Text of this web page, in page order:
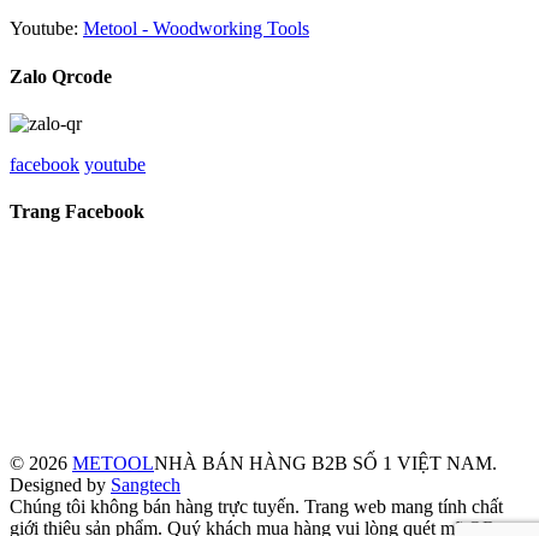
Youtube: Metool - Woodworking Tools
Zalo Qrcode
facebook youtube
Trang Facebook
© 2026 METOOLNHÀ BÁN HÀNG B2B SỐ 1 VIỆT NAM.
Designed by Sangtech
Chúng tôi không bán hàng trực tuyến. Trang web mang tính chất
giới thiệu sản phẩm. Quý khách mua hàng vui lòng quét mã QR